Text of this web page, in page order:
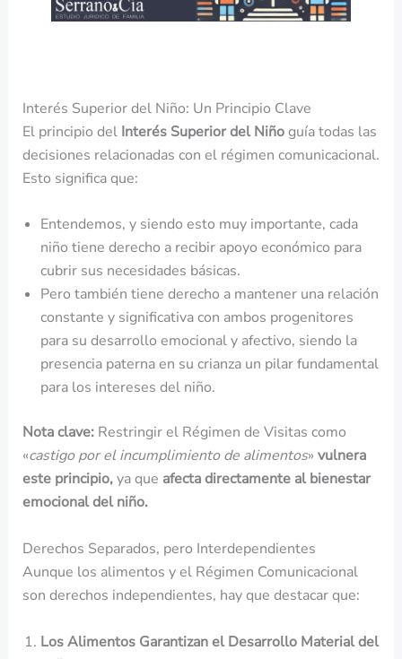
Interés Superior del Niño: Un Principio Clave
El principio del Interés Superior del Niñoguía todas las
decisiones relacionadas con el régimen comunicacional.
Esto significa que:
Entendemos, y siendo esto muy importante, cada
niño tiene derecho a recibir apoyo económico para
cubrir sus necesidades básicas.
Pero también tiene derecho a mantener una relación
constante y significativa con ambos progenitores
para su desarrollo emocional y afectivo, siendo la
presencia paterna en su crianza un pilar fundamental
para los intereses del niño.
Nota clave:Restringir el Régimen de Visitas como
«castigo por el incumplimiento de alimentos» vulnera
este principio,ya que afecta directamente al bienestar
emocional del niño.
Derechos Separados, pero Interdependientes
Aunque los alimentos y el Régimen Comunicacional
son derechos independientes, hay que destacar que:
Los Alimentos Garantizan el Desarrollo Material del